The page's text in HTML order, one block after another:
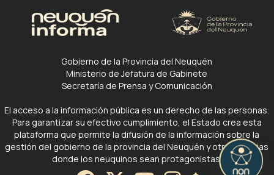
Gobierno de la Provincia del Neuquén
Ministerio de Jefatura de Gabinete
Secretaría de Prensa y Comunicación
El acceso a la información pública es un derecho de las personas.
Para garantizar su efectivo cumplimiento, el Estado crea esta
plataforma que permite la difusión de la información sobre la
gestión del gobierno de la provincia del Neuquén y otras noticias
donde los neuquinos sean protagonistas.